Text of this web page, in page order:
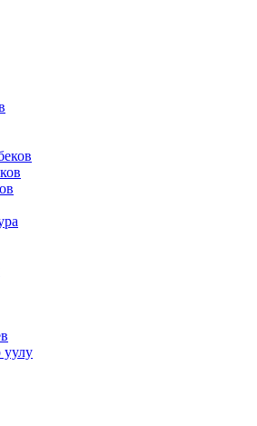
уулу